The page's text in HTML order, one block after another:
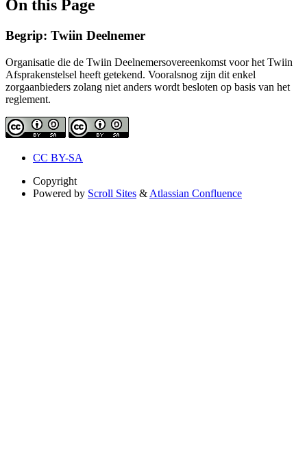
On this Page
Begrip: Twiin Deelnemer
Organisatie die de Twiin Deelnemersovereenkomst voor het Twiin
Afsprakenstelsel heeft getekend. Vooralsnog zijn dit enkel
zorgaanbieders zolang niet anders wordt besloten op basis van het
reglement.
CC BY-SA
Copyright
Powered by Scroll Sites & Atlassian Confluence